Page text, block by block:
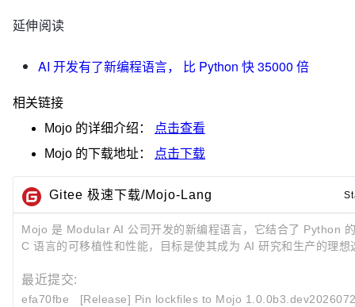
延伸阅读
AI 开发有了新编程语言， 比 Python 快 35000 倍
相关链接
Mojo 的详细介绍：
点击查看
Mojo 的下载地址： 点击下载
Gitee 极速下载/Mojo-Lang
Mojo 是 Modular AI 公司开发的新编程语言，它结合了 Python
C 语言的可移植性和性能，目标是使其成为 AI 研究和生产的理想
最近提交:
efa70fbe
[Release] Pin lockfiles to Mojo